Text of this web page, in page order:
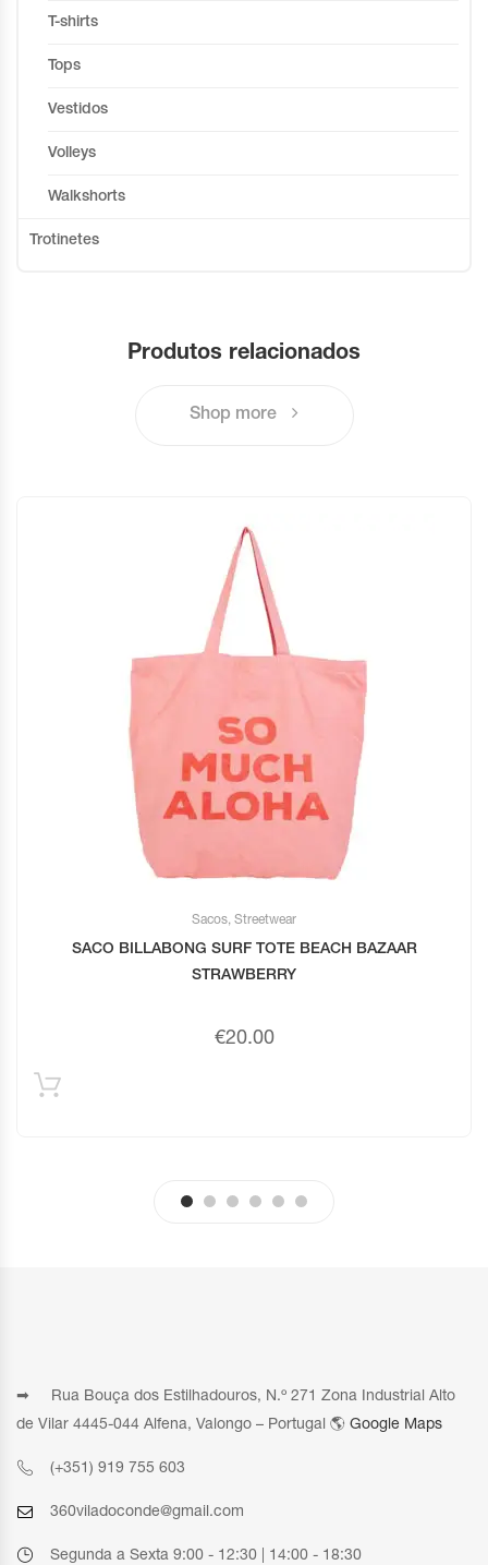
T-shirts
Tops
Vestidos
Volleys
Walkshorts
Trotinetes
Produtos relacionados
Shop more
Sacos, Streetwear
SACO BILLABONG SURF TOTE BEACH BAZAAR
STRAWBERRY
€20.00
➡ Rua Bouça dos Estilhadouros, N.º 271 Zona Industrial Alto
de Vilar 4445-044 Alfena, Valongo – Portugal 🌎 Google Maps
(+351) 919 755 603
360viladoconde@gmail.com
Segunda a Sexta 9:00 - 12:30 | 14:00 - 18:30